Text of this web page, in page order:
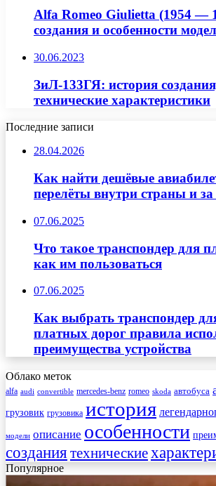
Alfa Romeo Giulietta (1954 —
создания и особенности
30.06.2023
ЗиЛ-133ГЯ: история
технические характеристики
Последние записи
28.04.2026
Как найти дешёвые
перелёты внутри страны и
07.06.2025
Что такое транспондер для
как им пользоваться
07.06.2025
Как выбрать транспондер
платных дорог правила
преимущества устройства
Облако меток
alfa audi convertible mercedes-benz romeo skoda автобуса
грузовик грузовика история
модели описание особенности
создания технические
Популярное